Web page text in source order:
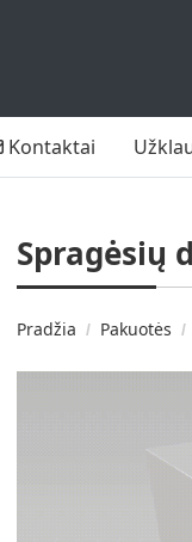
Kontaktai
Kontaktai
Spragėsių
Pradžia Pakuotės